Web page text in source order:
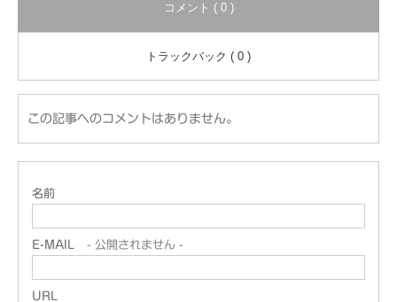
コメント ( 0 )
トラックバック ( 0 )
この記事へのコメントはありません。
名前
E-MAIL - 公開されません -
URL